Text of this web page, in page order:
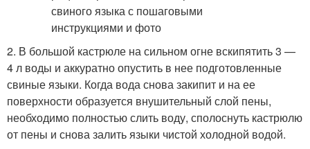
2. В большой кастрюле на сильном огне вскипятить 3 —
4 л воды и аккуратно опустить в нее подготовленные
свиные языки. Когда вода снова закипит и на ее
поверхности образуется внушительный слой пены,
необходимо полностью слить воду, сполоснуть кастрюлю
от пены и снова залить языки чистой холодной водой.